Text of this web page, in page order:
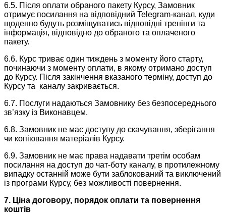
6.5. Після оплати обраного пакету Курсу, Замовник
отримує посилання на відповідний Telegram-канал, куди
щоденно будуть розміщуватись відповідні тренінги та
інформація, відповідно до обраного та оплаченого
пакету.
6.6. Курс триває один тиждень з моменту його старту,
починаючи з моменту оплати, в якому отримано доступ
до Курсу. Після закінчення вказаного терміну, доступ до
Курсу та каналу закривається.
6.7. Послуги надаються Замовнику без безпосереднього
зв’язку із Виконавцем.
6.8. Замовник не має доступу до скачування, зберігання
чи копіювання матеріалів Курсу.
6.9. Замовник не має права надавати третім особам
посилання на доступ до чат-боту каналу, в протилежному
випадку останній може бути заблокований та виключений
із програми Курсу, без можливості повернення.
7. Ціна договору, порядок оплати та повернення
коштів